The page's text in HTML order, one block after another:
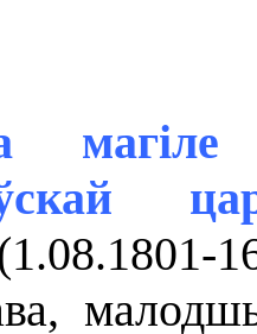
магіле